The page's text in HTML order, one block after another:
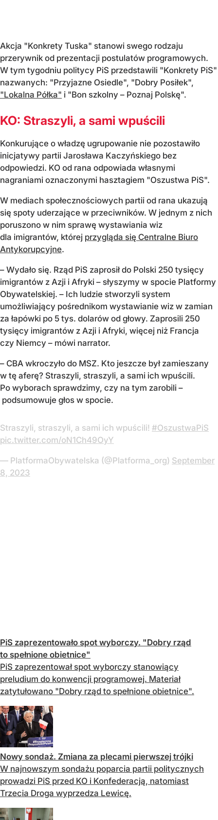
Akcja "Konkrety Tuska" stanowi swego rodzaju
przerywnik od prezentacji postulatów programowych.
W tym tygodniu politycy PiS przedstawili "Konkrety PiS"
nazwanych: "Przyjazne Osiedle", "Dobry Posiłek",
"Lokalna Półka" i "Bon szkolny – Poznaj Polskę".
KO: Straszyli, a sami wpuścili
Konkurujące o władzę ugrupowanie nie pozostawiło
inicjatywy partii Jarosława Kaczyńskiego bez
odpowiedzi. KO od rana odpowiada własnymi
nagraniami oznaczonymi hasztagiem "Oszustwa PiS".
W mediach społecznościowych partii od rana ukazują
się spoty uderzające w przeciwników. W jednym z nich
poruszono w nim sprawę wystawiania wiz
dla imigrantów, której przygląda się Centralne Biuro
Antykorupcyjne.
– Wydało się. Rząd PiS zaprosił do Polski 250 tysięcy
imigrantów z Azji i Afryki – słyszymy w spocie Platformy
Obywatelskiej. – Ich ludzie stworzyli system
umożliwiający pośrednikom wystawianie wiz w zamian
za łapówki po 5 tys. dolarów od głowy. Zaprosili 250
tysięcy imigrantów z Azji i Afryki, więcej niż Francja
czy Niemcy – mówi narrator.
– CBA wkroczyło do MSZ. Kto jeszcze był zamieszany
w tę aferę? Straszyli, straszyli, a sami ich wpuścili.
Po wyborach sprawdzimy, czy na tym zarobili –
podsumowuje głos w spocie.
Straszyli, straszyli, a sami ich wpuścili! #OszustwaPiS
pic.twitter.com/oN1Ch49OyY
— PlatformaObywatelska (@Platforma_org) September
8, 2023
PiS zaprezentowało spot wyborczy. "Dobry rząd
to spełnione obietnice"
PiS zaprezentował spot wyborczy stanowiący
preludium do konwencji programowej. Materiał
zatytułowano "Dobry rząd to spełnione obietnice".
Nowy sondaż. Zmiana za plecami pierwszej trójki
W najnowszym sondażu poparcia partii politycznych
prowadzi PiS przed KO i Konfederacją, natomiast
Trzecia Droga wyprzedza Lewicę.